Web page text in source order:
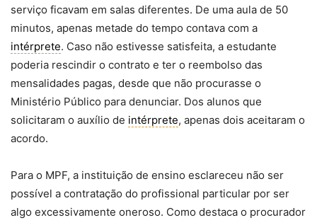
serviço ficavam em salas diferentes. De uma aula de 50
minutos, apenas metade do tempo contava com a
intérprete. Caso não estivesse satisfeita, a estudante
poderia rescindir o contrato e ter o reembolso das
mensalidades pagas, desde que não procurasse o
Ministério Público para denunciar. Dos alunos que
solicitaram o auxílio de intérprete, apenas dois aceitaram o
acordo.
Para o MPF, a instituição de ensino esclareceu não ser
possível a contratação do profissional particular por ser
algo excessivamente oneroso. Como destaca o procurador